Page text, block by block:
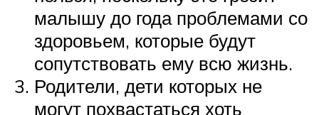
малышу до года проблемами со
здоровьем, которые будут
сопутствовать ему всю жизнь.
Родители, дети которых не
могут похвастаться хоть